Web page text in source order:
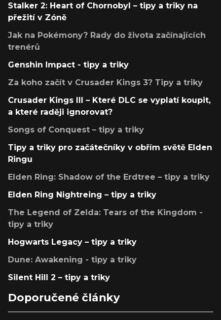
Stalker 2: Heart of Chornobyl – tipy a triky na
přežití v Zóně
Jak na Pokémony? Rady do života začínajících
trenérů
Genshin Impact - tipy a triky
Za koho začít v Crusader Kings 3? Tipy a triky
Crusader Kings III – Které DLC se vyplatí koupit,
a které raději ignorovat?
Songs of Conquest – tipy a triky
Tipy a triky pro začátečníky v obřím světě Elden
Ringu
Elden Ring: Shadow of the Erdtree – tipy a triky
Elden Ring Nightreing – tipy a triky
The Legend of Zelda: Tears of the Kingdom -
tipy a triky
Hogwarts Legacy – tipy a triky
Dune: Awakening - tipy a triky
Silent Hill 2 – tipy a triky
Doporučené články